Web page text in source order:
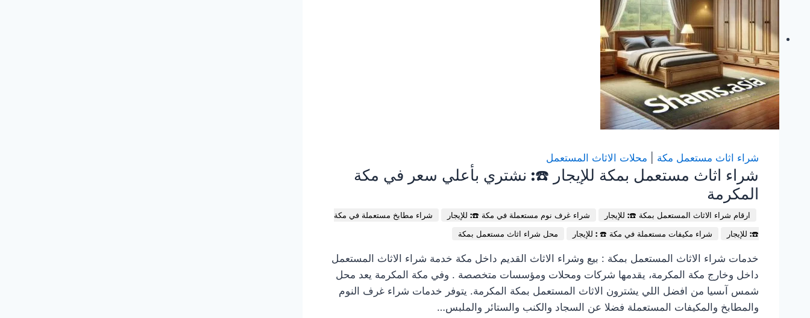
شراء اثاث مستعمل مكة محلات الاثاث المستعمل
شراء اثاث مستعمل بمكة للإيجار ☎️: نشتري بأعلي سعر في مكة
المكرمة
ارقام شراء الاثاث المستعمل بمكة ☎️: للإيجار شراء غرف نوم مستعملة في مكة ☎️: للإيجار
شراء مطابخ مستعملة في مكة
☎️: للإيجار
شراء مكيفات مستعملة في مكة ☎️ : للإيجار محل شراء اثاث مستعمل بمكة
خدمات شراء الاثاث المستعمل بمكة : بيع وشراء الاثاث القديم داخل مكة خدمة شراء الاثاث المستعمل
داخل وخارج مكة المكرمة، يقدمها شركات ومحلات ومؤسسات متخصصة . وفي مكة المكرمة يعد محل
شمس آىسيا من افضل اللي يشترون الاثاث المستعمل بمكة المكرمة. يتوفر خدمات شراء غرف النوم
والمطابخ والمكيفات المستعملة فضلا عن السجاد والكنب والستائر والملبس…